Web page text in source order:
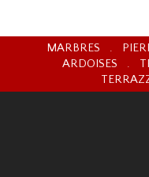
MARBRES .
ARDOISES .